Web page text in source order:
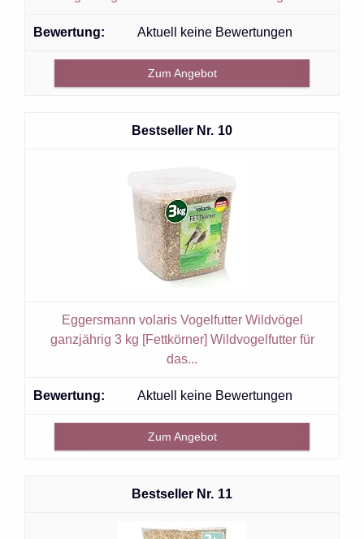
Aktuell keine Bewertungen
Zum Angebot
10
Eggersmann volaris Vogelfutter Wildvögel
ganzjährig 3 kg [Fettkörner] Wildvogelfutter für
das...
Aktuell keine Bewertungen
Zum Angebot
11